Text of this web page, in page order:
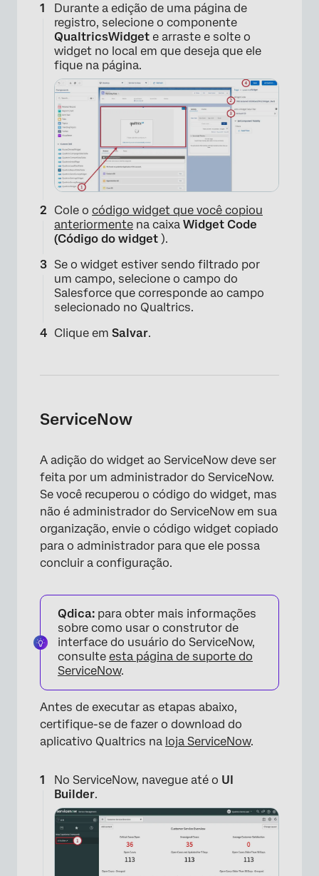
Durante a edição de uma página de
registro, selecione o componente
QualtricsWidget e arraste e solte o
widget no local em que deseja que ele
fique na página.
×
Cole o código widget que você copiou
anteriormente na caixa Widget Code
(Código do widget ).
Se o widget estiver sendo filtrado por
um campo, selecione o campo do
Salesforce que corresponde ao campo
selecionado no Qualtrics.
Clique em Salvar.
ServiceNow
A adição do widget ao ServiceNow deve ser
feita por um administrador do ServiceNow.
Se você recuperou o código do widget, mas
não é administrador do ServiceNow em sua
organização, envie o código widget copiado
para o administrador para que ele possa
concluir a configuração.
Qdica: para obter mais informações
sobre como usar o construtor de
interface do usuário do ServiceNow,
consulte esta página de suporte do
ServiceNow.
Antes de executar as etapas abaixo,
certifique-se de fazer o download do
aplicativo Qualtrics na loja ServiceNow.
No ServiceNow, navegue até o UI
Builder.